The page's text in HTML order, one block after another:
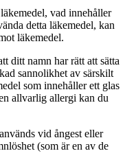
vad innehåller
detta läkemedel, kan
läkemedel.
ditt namn har rätt att sätta
sannolikhet av särskilt
som innehåller ett glas
allvarlig allergi kan du
vid ångest eller
(som är en av de